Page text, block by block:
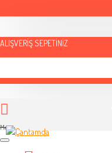
ALIŞVERIŞ SEPETINIZ
Menü